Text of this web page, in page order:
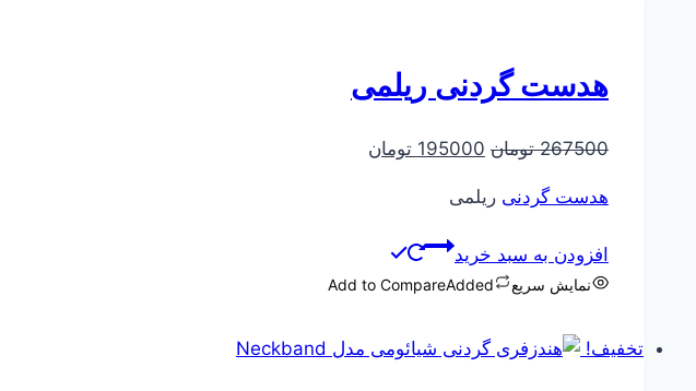
هدست گردنی ریلمی
267500 تومان قیمت
195000 تومان
هدست گردنی ریلمی
افزودن به سبد خرید
نمایش سریع Add to CompareAdded
تخفیف!